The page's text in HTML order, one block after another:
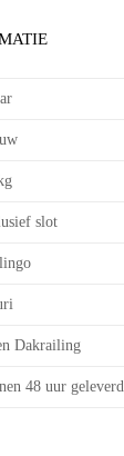
slot
Dakrailing
48 uur geleverd